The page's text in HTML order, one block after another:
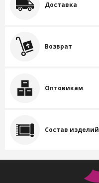
Доставка
Возврат
Оптовикам
Состав изделий